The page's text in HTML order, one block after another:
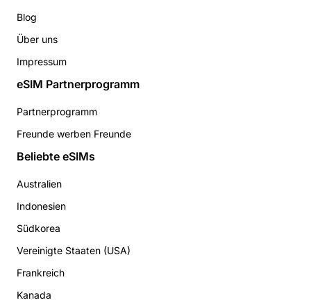
Blog
Über uns
Impressum
eSIM Partnerprogramm
Partnerprogramm
Freunde werben Freunde
Beliebte eSIMs
Australien
Indonesien
Südkorea
Vereinigte Staaten (USA)
Frankreich
Kanada